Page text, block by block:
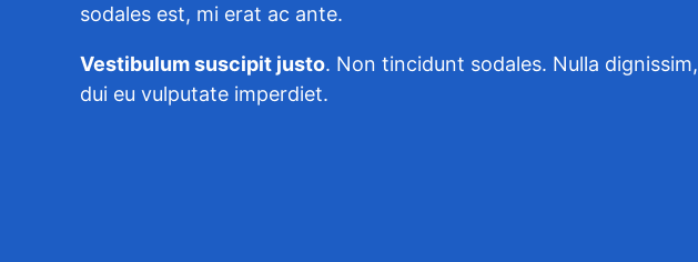
sodales est, mi erat ac ante.
Vestibulum suscipit justo. Non tincidunt sodales. Nulla dignissim,
dui eu vulputate imperdiet.